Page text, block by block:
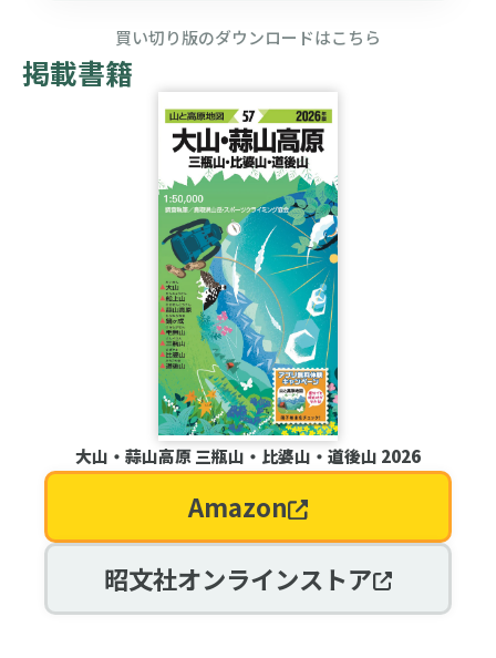
買い切り版のダウンロードはこちら
掲載書籍
大山・蒜山高原 三瓶山・比婆山・道後山 2026
Amazon
昭文社オンラインストア